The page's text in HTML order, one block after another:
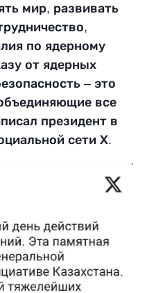
мир, развивать
по ядерному
от ядерных
– это
все
президент в
сети Х.